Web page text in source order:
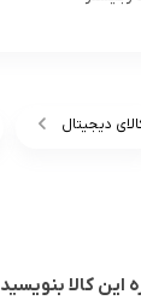
دیجیتال
این کالا بنویسید